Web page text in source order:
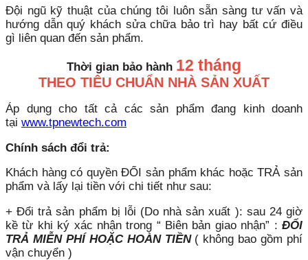
Đội ngũ kỹ thuật của chúng tôi luôn sẵn sàng tư vấn và
hướng dẫn quý khách sửa chữa bảo trì hay bất cứ điều
gì liên quan đến sản phẩm.
Thời gian bảo hành 12 tháng
THEO TIÊU CHUẨN NHÀ SẢN XUẤT
Áp dụng cho tất cả các sản phẩm đang kinh doanh
tại www.tpnewtech.com
Chính sách đổi trả:
Khách hàng có quyền ĐỔI sản phẩm khác hoặc TRẢ sản
phẩm và lấy lại tiền với chi tiết như sau:
+ Đổi trả sản phẩm bị lỗi (Do nhà sản xuất ): sau 24 giờ
kề từ khi ký xác nhận trong “ Biên bản giao nhận” : ĐỔI
TRẢ MIỄN PHÍ HOẶC HOÀN TIỀN( không bao gồm phí
vận chuyển )